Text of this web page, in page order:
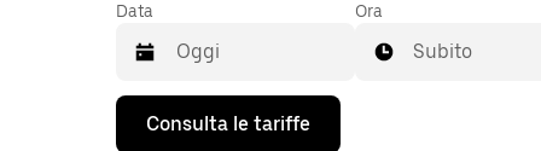
Data
Utilizza
Ora
Subito
Consulta le tariffe